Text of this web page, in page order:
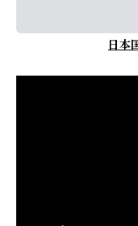
日本